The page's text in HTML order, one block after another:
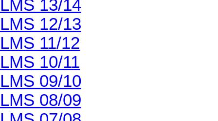
LMS 13/14
LMS 12/13
LMS 11/12
LMS 10/11
LMS 09/10
LMS 08/09